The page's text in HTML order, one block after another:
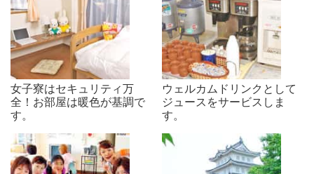
女子寮はセキュリティ万
全！お部屋は暖色が基調で
す。
ウェルカムドリンクとして
ジュースをサービスしま
す。